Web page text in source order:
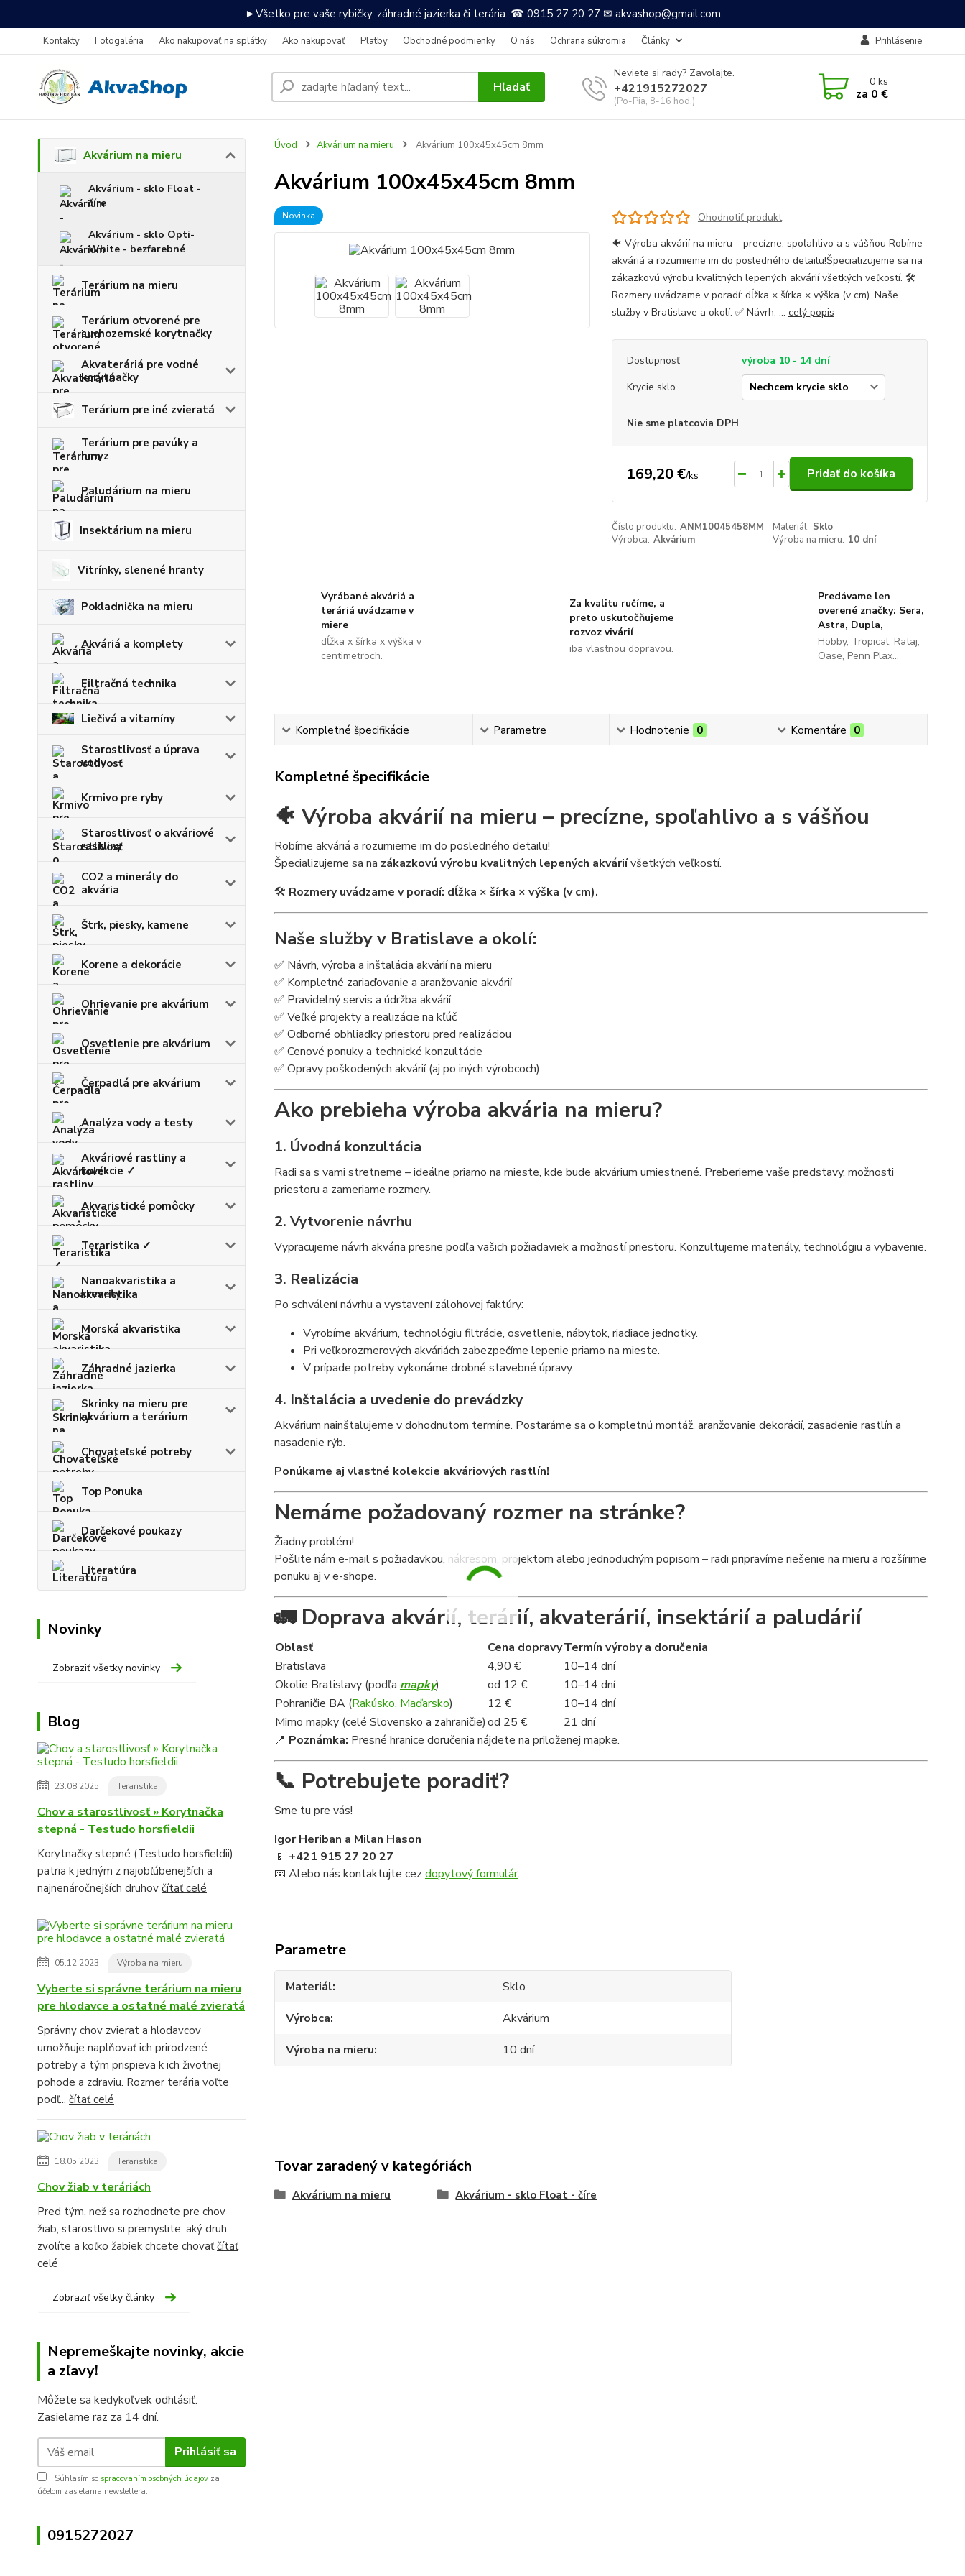
►Všetko pre vaše rybičky, záhradné jazierka či terária. ☎ 0915 27 20 27 ✉ akvashop@gmail.com
Kontakty Fotogaléria Ako nakupovať na splátky Ako nakupovať Platby Obchodné podmienky O nás Ochrana súkromia Články Prihlásenie
Hľadať
Neviete si rady? Zavolajte.
+421915272027
(Po-Pia, 8-16 hod.)
0ks
za 0 €
Akvárium na mieru
Akvárium - sklo Float -
číre
Akvárium - sklo Opti-
White - bezfarebné
Terárium na mieru
Terárium otvorené pre
suchozemské korytnačky
Akvateráriá pre vodné
korytnačky
Terárium pre iné zvieratá
Terárium pre pavúky a
hmyz
Paludárium na mieru
Insektárium na mieru
Vitrínky, slenené hranty
Pokladnička na mieru
Akváriá a komplety
Filtračná technika
Liečivá a vitamíny
Starostlivosť a úprava
vody
Krmivo pre ryby
Starostlivosť o akváriové
rastliny
CO2 a minerály do
akvária
Štrk, piesky, kamene
Korene a dekorácie
Ohrievanie pre akvárium
Osvetlenie pre akvárium
Čerpadlá pre akvárium
Analýza vody a testy
Akváriové rastliny a
kolekcie ✓
Akvaristické pomôcky
Teraristika ✓
Nanoakvaristika a
krevety
Morská akvaristika
Záhradné jazierka
Skrinky na mieru pre
akvárium a terárium
Chovateľské potreby
Top Ponuka
Darčekové poukazy
Literatúra
Novinky
Zobraziť všetky novinky
Blog
23.08.2025 Teraristika
Chov a starostlivosť » Korytnačka
stepná - Testudo horsfieldii
Korytnačky stepné (Testudo horsfieldii)
patria k jedným z najobľúbenejších a
najnenáročnejších druhov čítať celé
05.12.2023 Výroba na mieru
Vyberte si správne terárium na mieru
pre hlodavce a ostatné malé zvieratá
Správny chov zvierat a hlodavcov
umožňuje naplňovať ich prirodzené
potreby a tým prispieva k ich životnej
pohode a zdraviu. Rozmer terária voľte
podľ... čítať celé
18.05.2023 Teraristika
Chov žiab v teráriách
Pred tým, než sa rozhodnete pre chov
žiab, starostlivo si premyslite, aký druh
zvolíte a koľko žabiek chcete chovaťčítať
celé
Zobraziť všetky články
Nepremeškajte novinky, akcie
a zľavy!
Môžete sa kedykoľvek odhlásiť.
Zasielame raz za 14 dní.
Prihlásiť sa
Súhlasím so spracovaním osobných údajov za
účelom zasielania newslettera.
0915272027
Úvod Akvárium na mieru Akvárium 100x45x45cm 8mm
Akvárium 100x45x45cm 8mm
Novinka
Ohodnotiť produkt
🐠 Výroba akvárií na mieru – precízne, spoľahlivo a s vášňou Robíme
akváriá a rozumieme im do posledného detailu!Špecializujeme sa na
zákazkovú výrobu kvalitných lepených akvárií všetkých veľkostí. 🛠
Rozmery uvádzame v poradí: dĺžka × šírka × výška (v cm). Naše
služby v Bratislave a okolí: ✅ Návrh, ... celý popis
Dostupnosť
výroba 10 - 14 dní
Krycie sklo
Nie sme platcovia DPH
169,20 €/ks Pridať do košíka
Číslo produktu: ANM10045458MM Materiál: Sklo
Výrobca: Akvárium Výroba na mieru: 10 dní
Vyrábané akváriá a
teráriá uvádzame v
miere
dĺžka x šírka x výška v
centimetroch.
Za kvalitu ručíme, a
preto uskutočňujeme
rozvoz vivárií
iba vlastnou dopravou.
Predávame len
overené značky: Sera,
Astra, Dupla,
Hobby, Tropical, Rataj,
Oase, Penn Plax...
Kompletné špecifikácie Parametre Hodnotenie 0 Komentáre 0
Kompletné špecifikácie
🐠 Výroba akvárií na mieru – precízne, spoľahlivo a s vášňou
Robíme akváriá a rozumieme im do posledného detailu!
Špecializujeme sa na zákazkovú výrobu kvalitných lepených akváriívšetkých veľkostí.
🛠 Rozmery uvádzame v poradí: dĺžka × šírka × výška (v cm).
Naše služby v Bratislave a okolí:
✅ Návrh, výroba a inštalácia akvárií na mieru
✅ Kompletné zariaďovanie a aranžovanie akvárií
✅ Pravidelný servis a údržba akvárií
✅ Veľké projekty a realizácie na kľúč
✅ Odborné obhliadky priestoru pred realizáciou
✅ Cenové ponuky a technické konzultácie
✅ Opravy poškodených akvárií (aj po iných výrobcoch)
Ako prebieha výroba akvária na mieru?
1. Úvodná konzultácia
Radi sa s vami stretneme – ideálne priamo na mieste, kde bude akvárium umiestnené. Preberieme vaše predstavy, možnosti
priestoru a zameriame rozmery.
2. Vytvorenie návrhu
Vypracujeme návrh akvária presne podľa vašich požiadaviek a možností priestoru. Konzultujeme materiály, technológiu a vybavenie.
3. Realizácia
Po schválení návrhu a vystavení zálohovej faktúry:
Vyrobíme akvárium, technológiu filtrácie, osvetlenie, nábytok, riadiace jednotky.
Pri veľkorozmerových akváriách zabezpečíme lepenie priamo na mieste.
V prípade potreby vykonáme drobné stavebné úpravy.
4. Inštalácia a uvedenie do prevádzky
Akvárium nainštalujeme v dohodnutom termíne. Postaráme sa o kompletnú montáž, aranžovanie dekorácií, zasadenie rastlín a
nasadenie rýb.
Ponúkame aj vlastné kolekcie akváriových rastlín!
Nemáme požadovaný rozmer na stránke?
Žiadny problém!
Pošlite nám e-mail s požiadavkou, nákresom, projektom alebo jednoduchým popisom – radi pripravíme riešenie na mieru a rozšírime
ponuku aj v e-shope.
🚛 Doprava akvárií, terárií, akvaterárií, insektárií a paludárií
Oblasť Cena dopravyTermín výroby a doručenia
Bratislava
4,90 €
10–14 dní
Okolie Bratislavy (podľa mapky) od 12 €
10–14 dní
Pohraničie BA (Rakúsko, Maďarsko) 12 €
10–14 dní
Mimo mapky (celé Slovensko a zahraničie)od 25 €
21 dní
📍 Poznámka: Presné hranice doručenia nájdete na priloženej mapke.
📞 Potrebujete poradiť?
Sme tu pre vás!
Igor Heriban a Milan Hason
📱 +421 915 27 20 27
📧 Alebo nás kontaktujte cez dopytový formulár.
Parametre
Materiál
Sklo
Výrobca
Akvárium
Výroba na mieru
10 dní
Tovar zaradený v kategóriách
Akvárium na mieru Akvárium - sklo Float - číre